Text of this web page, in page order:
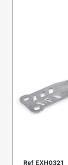
Ref EXH0321